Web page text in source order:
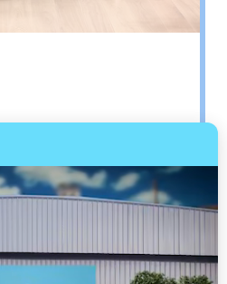
confort, le sommier
son soutien. Avec les
qui reposent sur ses
douleurs au petit matin.